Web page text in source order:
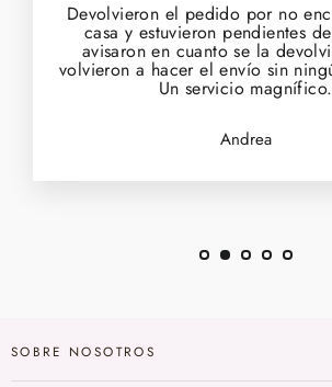
Devolvieron el pedido por no
casa y estuvieron pendientes
avisaron en cuanto se la
volvieron a hacer el envío sin
Un servicio magnífico.
Andrea
SOBRE NOSOTROS